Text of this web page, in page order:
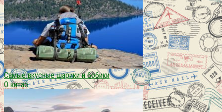
Самые вкусные шарики и бобики
О китае